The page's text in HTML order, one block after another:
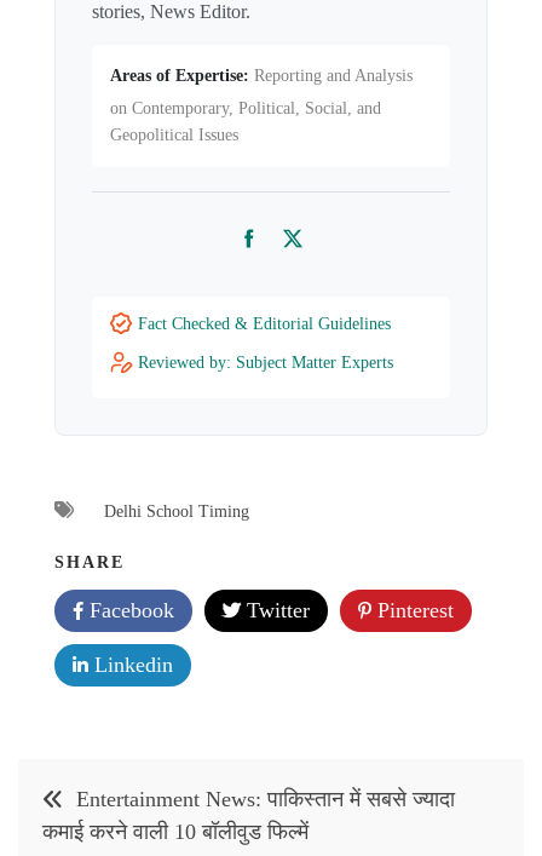
stories, News Editor.
Areas of Expertise: Reporting and Analysis
on Contemporary, Political, Social, and
Geopolitical Issues
FacebookTwitter
Fact Checked & Editorial Guidelines
Reviewed by: Subject Matter Experts
Delhi School Timing
SHARE
Facebook Twitter Pinterest
Linkedin
navigation
Entertainment News: पाकिस्तान में सबसे ज्यादा
कमाई करने वाली 10 बॉलीवुड फिल्में